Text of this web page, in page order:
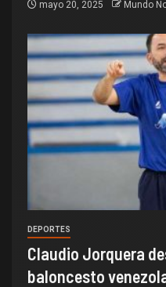
mayo 20, 2025 Mundo
DEPORTES
Claudio Jorquera
baloncesto